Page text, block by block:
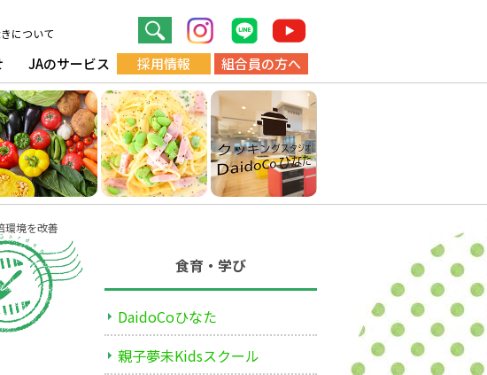
について
JAのサービス 採用情報 組合員の方へ
環境を改善
食育・学び
DaidoCoひなた
親子夢未Kidsスクール